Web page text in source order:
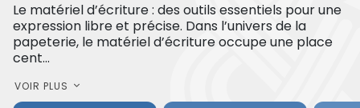
Le matériel d’écriture : des outils essentiels pour une
expression libre et précise. Dans l’univers de la
papeterie, le matériel d’écriture occupe une place
cent...
VOIR PLUS